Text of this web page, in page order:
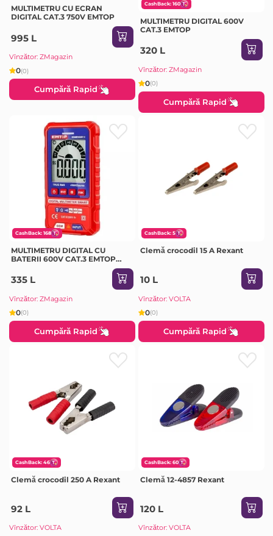
MULTIMETRU CU ECRAN
DIGITAL CAT.3 750V EMTOP
995 L
Vînzător: ZMagazin
0(0)
Cumpără Rapid
CashBack: 160
MULTIMETRU DIGITAL 600V
CAT.3 EMTOP
320 L
Vînzător: ZMagazin
0(0)
Cumpără Rapid
CashBack: 168
MULTIMETRU DIGITAL CU
BATERII 600V CAT.3 EMTOP
335 L
Vînzător: ZMagazin
0(0)
Cumpără Rapid
CashBack: 5
Clemă crocodil 15 A Rexant
10 L
Vînzător: VOLTA
0(0)
Cumpără Rapid
CashBack: 46
Clemă crocodil 250 A Rexant
92 L
Vînzător: VOLTA
CashBack: 60
Clemă 12-4857 Rexant
120 L
Vînzător: VOLTA